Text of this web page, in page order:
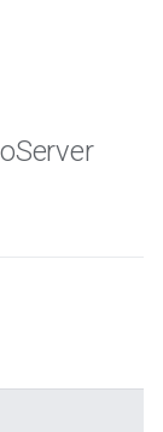
Server